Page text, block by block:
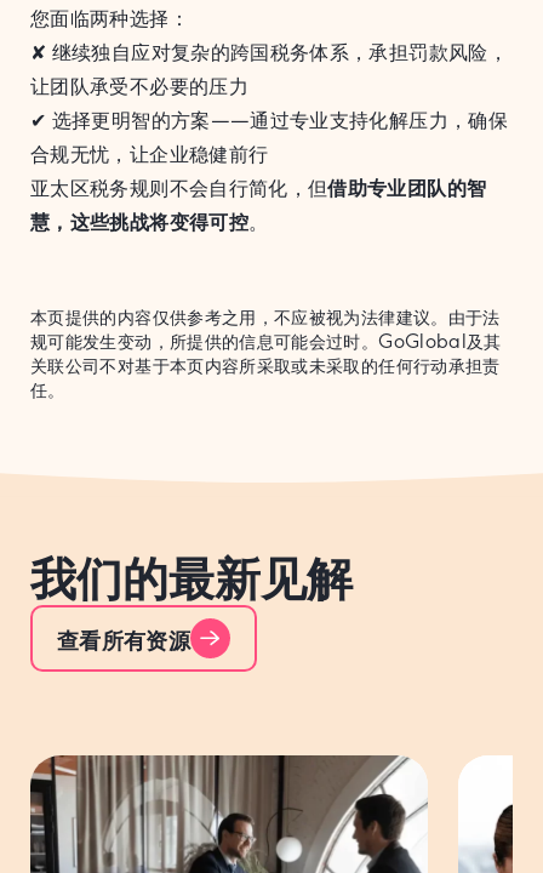
您面临两种选择：
✘ 继续独自应对复杂的跨国税务体系，承担罚款风险，
让团队承受不必要的压力
✔ 选择更明智的方案——通过专业支持化解压力，确保
合规无忧，让企业稳健前行
亚太区税务规则不会自行简化，但借助专业团队的智
慧，这些挑战将变得可控。
本页提供的内容仅供参考之用，不应被视为法律建议。由于法
规可能发生变动，所提供的信息可能会过时。GoGlobal及其
关联公司不对基于本页内容所采取或未采取的任何行动承担责
任。
我们的最新见解
查看所有资源